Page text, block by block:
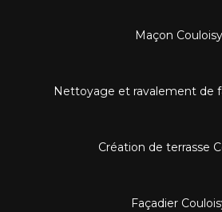
Maçon Couloisy
Nettoyage et ravalement de
Création de terrasse
Façadier